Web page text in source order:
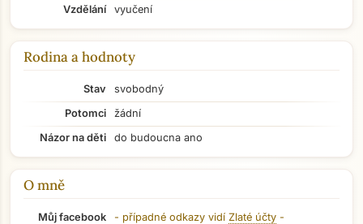
Vzdělání
vyučení
Rodina a hodnoty
Stav
svobodný
Potomci
žádní
Názor na děti
do budoucna ano
O mně
Můj facebook - případné odkazy vidí Zlaté účty -